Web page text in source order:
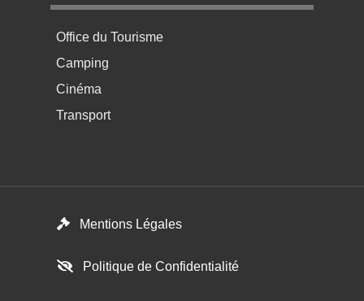
Menu pratique bas de page 4
Office du Tourisme
Camping
Cinéma
Transport
Mentions Légales
Politique de Confidentialité